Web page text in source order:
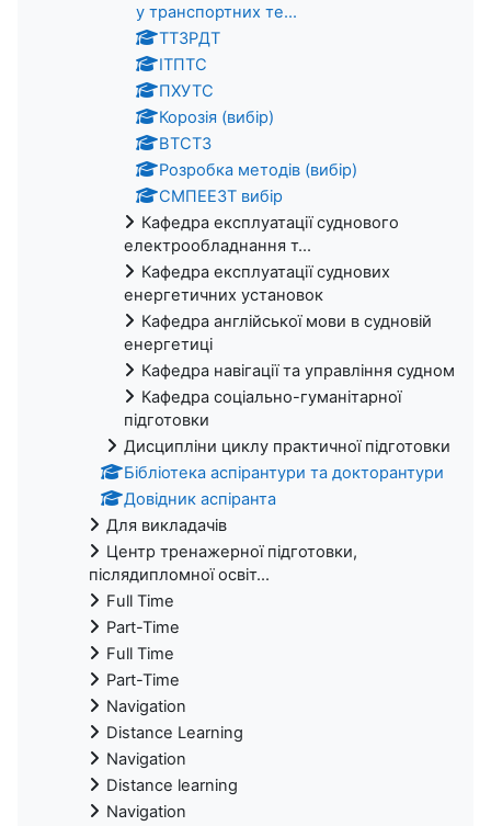
у транспортних те...
ТТЗРДТ
ІТПТС
ПХУТС
Корозія (вибір)
ВТСТЗ
Розробка методів (вибір)
СМПЕЕЗТ вибір
Кафедра експлуатації суднового
електрообладнання т...
Кафедра експлуатації суднових
енергетичних установок
Кафедра англійської мови в судновій
енергетиці
Кафедра навігації та управління судном
Кафедра соціально-гуманітарної
підготовки
Дисципліни циклу практичної підготовки
Бібліотека аспірантури та докторантури
Довідник аспіранта
Для викладачів
Центр тренажерної підготовки,
післядипломної освіт...
Full Time
Part-Time
Full Time
Part-Time
Navigation
Distance Learning
Navigation
Distance learning
Navigation